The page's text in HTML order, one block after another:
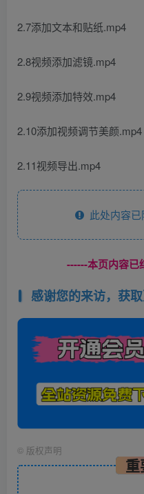
2.7添加文本和贴纸.mp4
2.8视频添加滤镜.mp4
2.9视频添加特效.mp4
2.10添加视频调节美颜.mp4
2.11视频导出.mp4
此处内容已
------本页内容已
感谢您的来访，获
© 版权声明